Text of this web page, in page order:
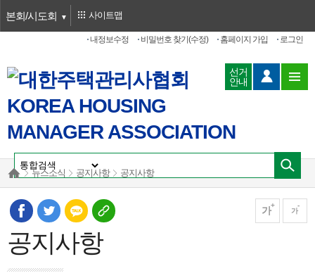
본회/시도회
로그인
홈페이지 가입
비밀번호 찾기(수정)
내정보수정
사이트맵
선거
안내
뉴스소식 공지사항 공지사항
가 가
공지사항